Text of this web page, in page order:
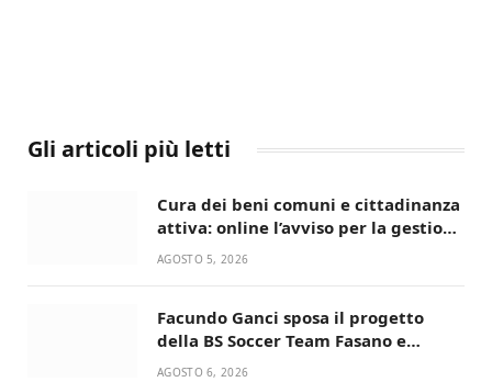
Gli articoli più letti
Cura dei beni comuni e cittadinanza
attiva: online l’avviso per la gestione
condivisa della Villetta di Laureto
AGOSTO 5, 2026
Facundo Ganci sposa il progetto
della BS Soccer Team Fasano e
ritorna in campo
AGOSTO 6, 2026